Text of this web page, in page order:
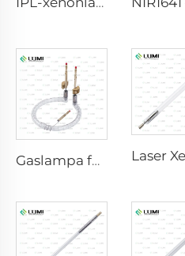
Gaslampa för solfikssimulator D1200 – 10×110 mm